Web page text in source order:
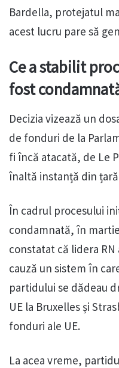
Bardella, protejatul
acest lucru pare să
Ce a stabilit
fost
Decizia vizează un
de fonduri de la
fi încă atacată, de Le
înaltă instanță din
În cadrul procesului
condamnată, în
constatat că lidera
cauză un sistem în
partidului se dădeau
UE la Bruxelles și
fonduri ale UE.
La acea vreme,